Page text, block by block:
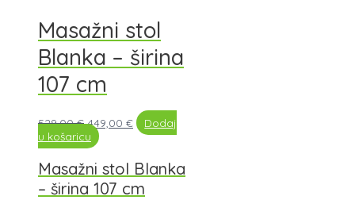
Masažni stol
Blanka – širina
107 cm
529,00€ 449,00 €
Dodaj
u košaricu
Masažni stol Blanka
– širina 107 cm